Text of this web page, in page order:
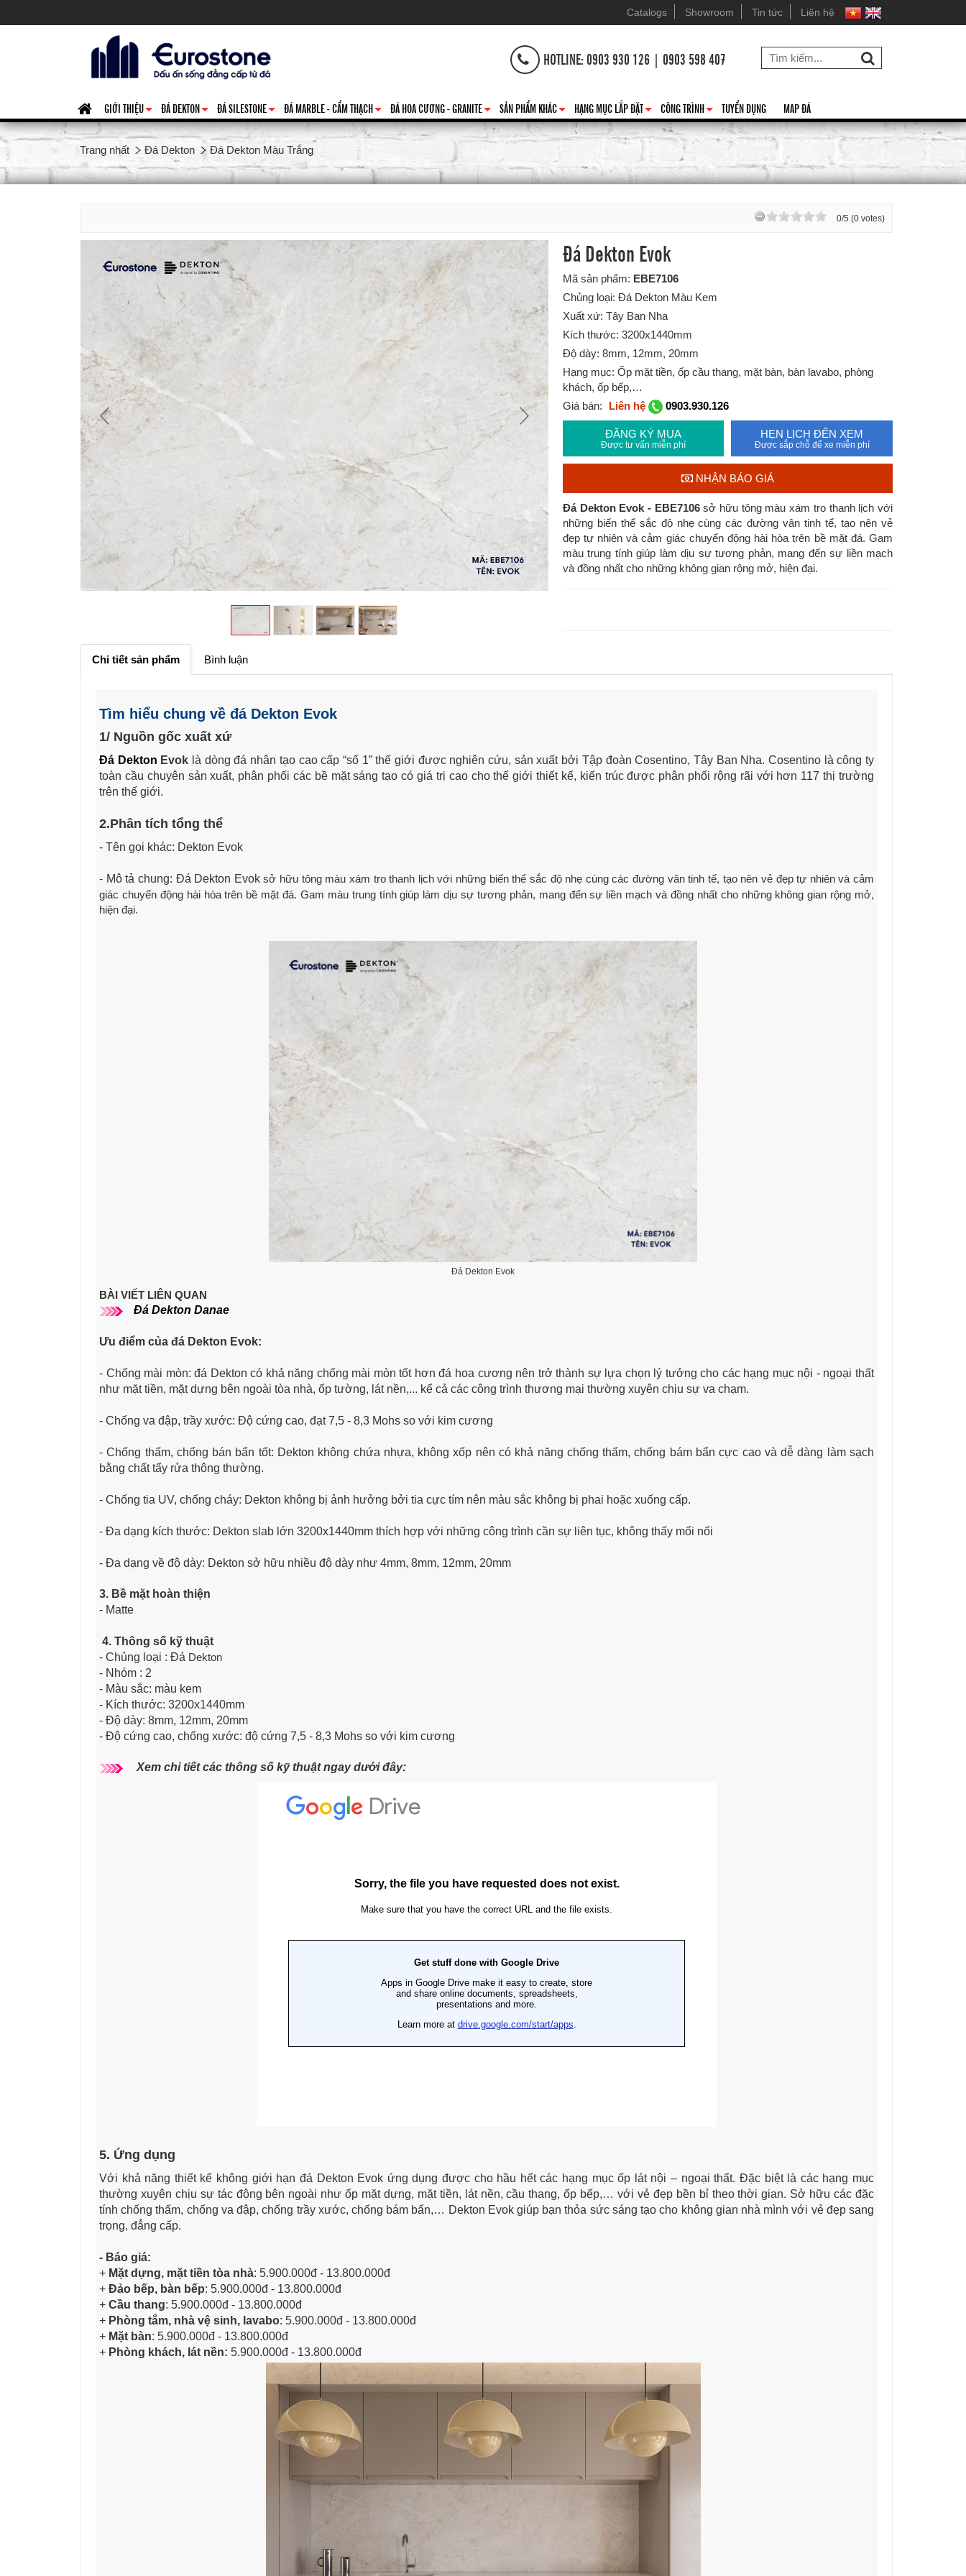
Catalogs Showroom Tin tức Liên hệ
HOTLINE: 0903 930 126 | 0903 598 407
+
GIỚI THIỆU
+
ĐÁ DEKTON
+
ĐÁ SILESTONE
+
ĐÁ MARBLE - CẨM THẠCH
+
ĐÁ HOA CƯƠNG - GRANITE
+
SẢN PHẨM KHÁC
+
HẠNG MỤC LẮP ĐẶT
+
CÔNG TRÌNH TUYỂN DỤNG MAP ĐÁ
Trang nhất Đá Dekton Đá Dekton Màu Trắng
0/5 (0 votes)
Đá Dekton Evok
Mã sản phẩm: EBE7106
Chủng loại: Đá Dekton Màu Kem
Xuất xứ: Tây Ban Nha
Kích thước: 3200x1440mm
Độ dày: 8mm, 12mm, 20mm
Hạng mục: Ốp mặt tiền, ốp cầu thang, mặt bàn, bàn lavabo, phòng
khách, ốp bếp,…
Giá bán:
Liên hệ 0903.930.126
ĐĂNG KÝ MUA
Được tư vấn miễn phí
HẸN LỊCH ĐẾN XEM
Được sắp chỗ để xe miễn phí
NHẬN BÁO GIÁ
Đá Dekton Evok - EBE7106sở hữu tông màu xám tro thanh lịch với
những biến thể sắc độ nhẹ cùng các đường vân tinh tế, tạo nên vẻ
đẹp tự nhiên và cảm giác chuyển động hài hòa trên bề mặt đá. Gam
màu trung tính giúp làm dịu sự tương phản, mang đến sự liền mạch
và đồng nhất cho những không gian rộng mở, hiện đại.
Chi tiết sản phẩm Bình luận
Tìm hiểu chung về đá Dekton Evok
1/ Nguồn gốc xuất xứ
Đá Dekton Evok là dòng đá nhân tạo cao cấp “số 1” thế giới được nghiên cứu, sản xuất bởi Tập đoàn Cosentino, Tây Ban Nha. Cosentino là công ty
toàn cầu chuyên sản xuất, phân phối các bề mặt sáng tạo có giá trị cao cho thế giới thiết kế, kiến trúc được phân phối rộng rãi với hơn 117 thị trường
trên thế giới.
2.Phân tích tổng thể
- Tên gọi khác: Dekton Evok
- Mô tả chung: Đá Dekton Evok sở hữu tông màu xám tro thanh lịch với những biến thể sắc độ nhẹ cùng các đường vân tinh tế, tạo nên vẻ đẹp tự nhiên và cảm
giác chuyển động hài hòa trên bề mặt đá. Gam màu trung tính giúp làm dịu sự tương phản, mang đến sự liền mạch và đồng nhất cho những không gian rộng mở,
hiện đại.
Đá Dekton Evok
BÀI VIẾT LIÊN QUAN
Đá Dekton Danae
Ưu điểm của đá Dekton Evok:
- Chống mài mòn: đá Dekton có khả năng chống mài mòn tốt hơn đá hoa cương nên trở thành sự lựa chọn lý tưởng cho các hạng mục nội - ngoại thất
như mặt tiền, mặt dựng bên ngoài tòa nhà, ốp tường, lát nền,... kể cả các công trình thương mại thường xuyên chịu sự va chạm.
- Chống va đập, trầy xước: Độ cứng cao, đạt 7,5 - 8,3 Mohs so với kim cương
- Chống thấm, chống bán bẩn tốt: Dekton không chứa nhựa, không xốp nên có khả năng chống thấm, chống bám bẩn cực cao và dễ dàng làm sạch
bằng chất tẩy rửa thông thường.
- Chống tia UV, chống cháy: Dekton không bị ảnh hưởng bởi tia cực tím nên màu sắc không bị phai hoặc xuống cấp.
- Đa dạng kích thước: Dekton slab lớn 3200x1440mm thích hợp với những công trình cần sự liên tục, không thấy mối nối
- Đa dạng về độ dày: Dekton sở hữu nhiều độ dày như 4mm, 8mm, 12mm, 20mm
3. Bề mặt hoàn thiện
- Matte
4. Thông số kỹ thuật
- Chủng loại : Đá Dekton
- Nhóm : 2
- Màu sắc: màu kem
- Kích thước: 3200x1440mm
- Độ dày: 8mm, 12mm, 20mm
- Độ cứng cao, chống xước: độ cứng 7,5 - 8,3 Mohs so với kim cương
Xem chi tiết các thông số kỹ thuật ngay dưới đây:
5. Ứng dụng
Với khả năng thiết kế không giới hạn đá Dekton Evok ứng dụng được cho hầu hết các hạng mục ốp lát nội – ngoại thất. Đặc biệt là các hạng mục
thường xuyên chịu sự tác động bên ngoài như ốp mặt dựng, mặt tiền, lát nền, cầu thang, ốp bếp,… với vẻ đẹp bền bỉ theo thời gian. Sở hữu các đặc
tính chống thấm, chống va đập, chống trầy xước, chống bám bẩn,… Dekton Evok giúp bạn thỏa sức sáng tạo cho không gian nhà mình với vẻ đẹp sang
trọng, đẳng cấp.
- Báo giá:
+ Mặt dựng, mặt tiền tòa nhà: 5.900.000đ - 13.800.000đ
+ Đảo bếp, bàn bếp: 5.900.000đ - 13.800.000đ
+ Cầu thang: 5.900.000đ - 13.800.000đ
+ Phòng tắm, nhà vệ sinh, lavabo: 5.900.000đ - 13.800.000đ
+ Mặt bàn: 5.900.000đ - 13.800.000đ
+ Phòng khách, lát nền: 5.900.000đ - 13.800.000đ